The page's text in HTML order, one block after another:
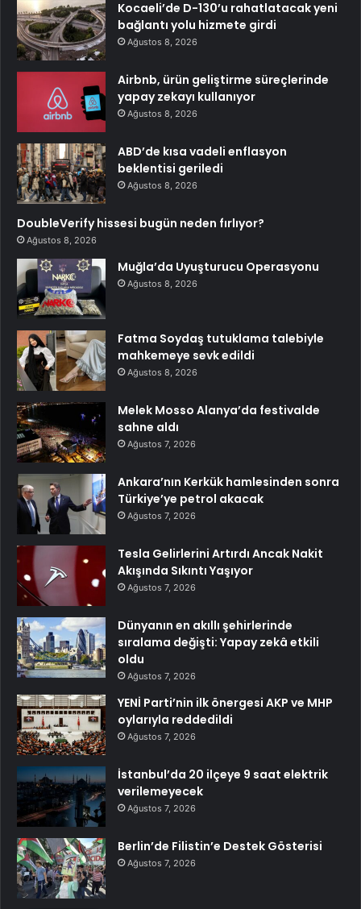
Kocaeli’de D-130’u rahatlatacak yeni
bağlantı yolu hizmete girdi
Ağustos 8, 2026
Airbnb, ürün geliştirme süreçlerinde
yapay zekayı kullanıyor
Ağustos 8, 2026
ABD’de kısa vadeli enflasyon
beklentisi geriledi
Ağustos 8, 2026
DoubleVerify hissesi bugün neden fırlıyor?
Ağustos 8, 2026
Muğla’da Uyuşturucu Operasyonu
Ağustos 8, 2026
Fatma Soydaş tutuklama talebiyle
mahkemeye sevk edildi
Ağustos 8, 2026
Melek Mosso Alanya’da festivalde
sahne aldı
Ağustos 7, 2026
Ankara’nın Kerkük hamlesinden sonra
Türkiye’ye petrol akacak
Ağustos 7, 2026
Tesla Gelirlerini Artırdı Ancak Nakit
Akışında Sıkıntı Yaşıyor
Ağustos 7, 2026
Dünyanın en akıllı şehirlerinde
sıralama değişti: Yapay zekâ etkili
oldu
Ağustos 7, 2026
YENİ Parti’nin ilk önergesi AKP ve MHP
oylarıyla reddedildi
Ağustos 7, 2026
İstanbul’da 20 ilçeye 9 saat elektrik
verilemeyecek
Ağustos 7, 2026
Berlin’de Filistin’e Destek Gösterisi
Ağustos 7, 2026